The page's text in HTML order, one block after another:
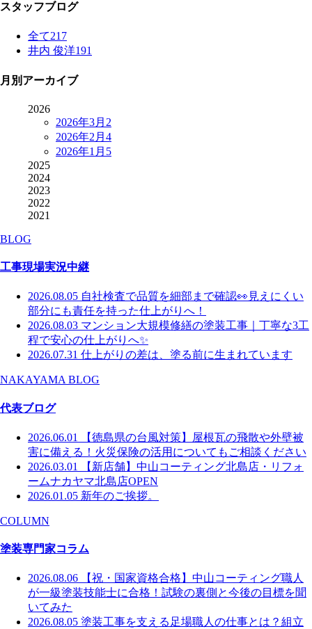
スタッフブログ
全て217
井内 俊洋191
月別アーカイブ
2026
2026年3月 2
2026年2月 4
2026年1月 5
2025
2024
2023
2022
2021
BLOG
工事現場実況中継
2026.08.05 自社検査で品質を細部まで確認👀見えにくい
部分にも責任を持った仕上がりへ！
2026.08.03 マンション大規模修繕の塗装工事｜丁寧な3工
程で安心の仕上がりへ✨
2026.07.31 仕上がりの差は、塗る前に生まれています
NAKAYAMA BLOG
代表ブログ
2026.06.01
【徳島県の台風対策】屋根瓦の飛散や外壁被
害に備える！火災保険の活用についてもご相談ください
2026.03.01
【新店舗】中山コーティング北島店・リフォ
ームナカヤマ北島店OPEN
2026.01.05 新年のご挨拶。
COLUMN
塗装専門家コラム
2026.08.06
【祝・国家資格合格】中山コーティング職人
が一級塗装技能士に合格！試験の裏側と今後の目標を聞
いてみた
2026.08.05 塗装工事を支える足場職人の仕事とは？組立